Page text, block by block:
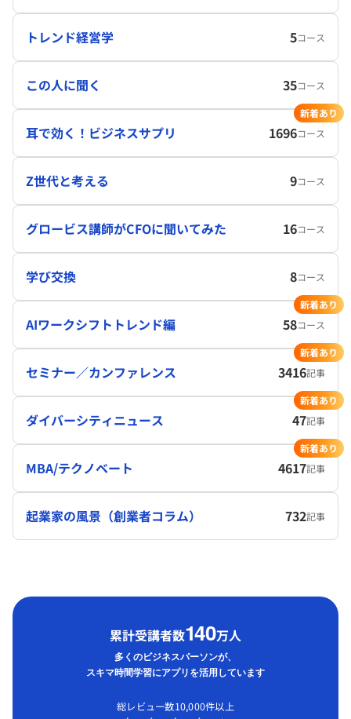
トレンド経営学 5コース
この人に聞く 35コース
耳で効く！ビジネスサプリ 1696コース
新着あり
Z世代と考える 9コース
グロービス講師がCFOに聞いてみた 16コース
学び交換 8コース
AIワークシフトトレンド編 58コース
新着あり
セミナー／カンファレンス 3416記事
新着あり
ダイバーシティニュース 47記事
新着あり
MBA/テクノベート 4617記事
新着あり
起業家の風景（創業者コラム） 732記事
累計受講者数140万人
多くのビジネスパーソンが、
スキマ時間学習にアプリを活用しています
総レビュー数10,000件以上